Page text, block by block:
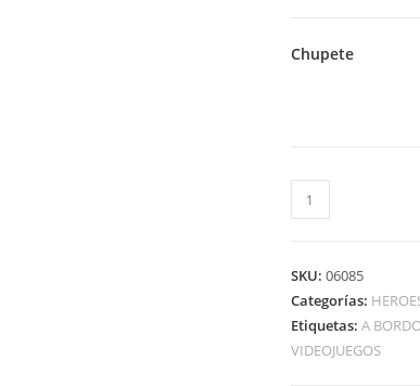
Chupete
GUERRERO
EXPLORADOR
BORDO
cantidad
SKU: 06085
Categorías:
Etiquetas: A
VIDEOJUEGOS